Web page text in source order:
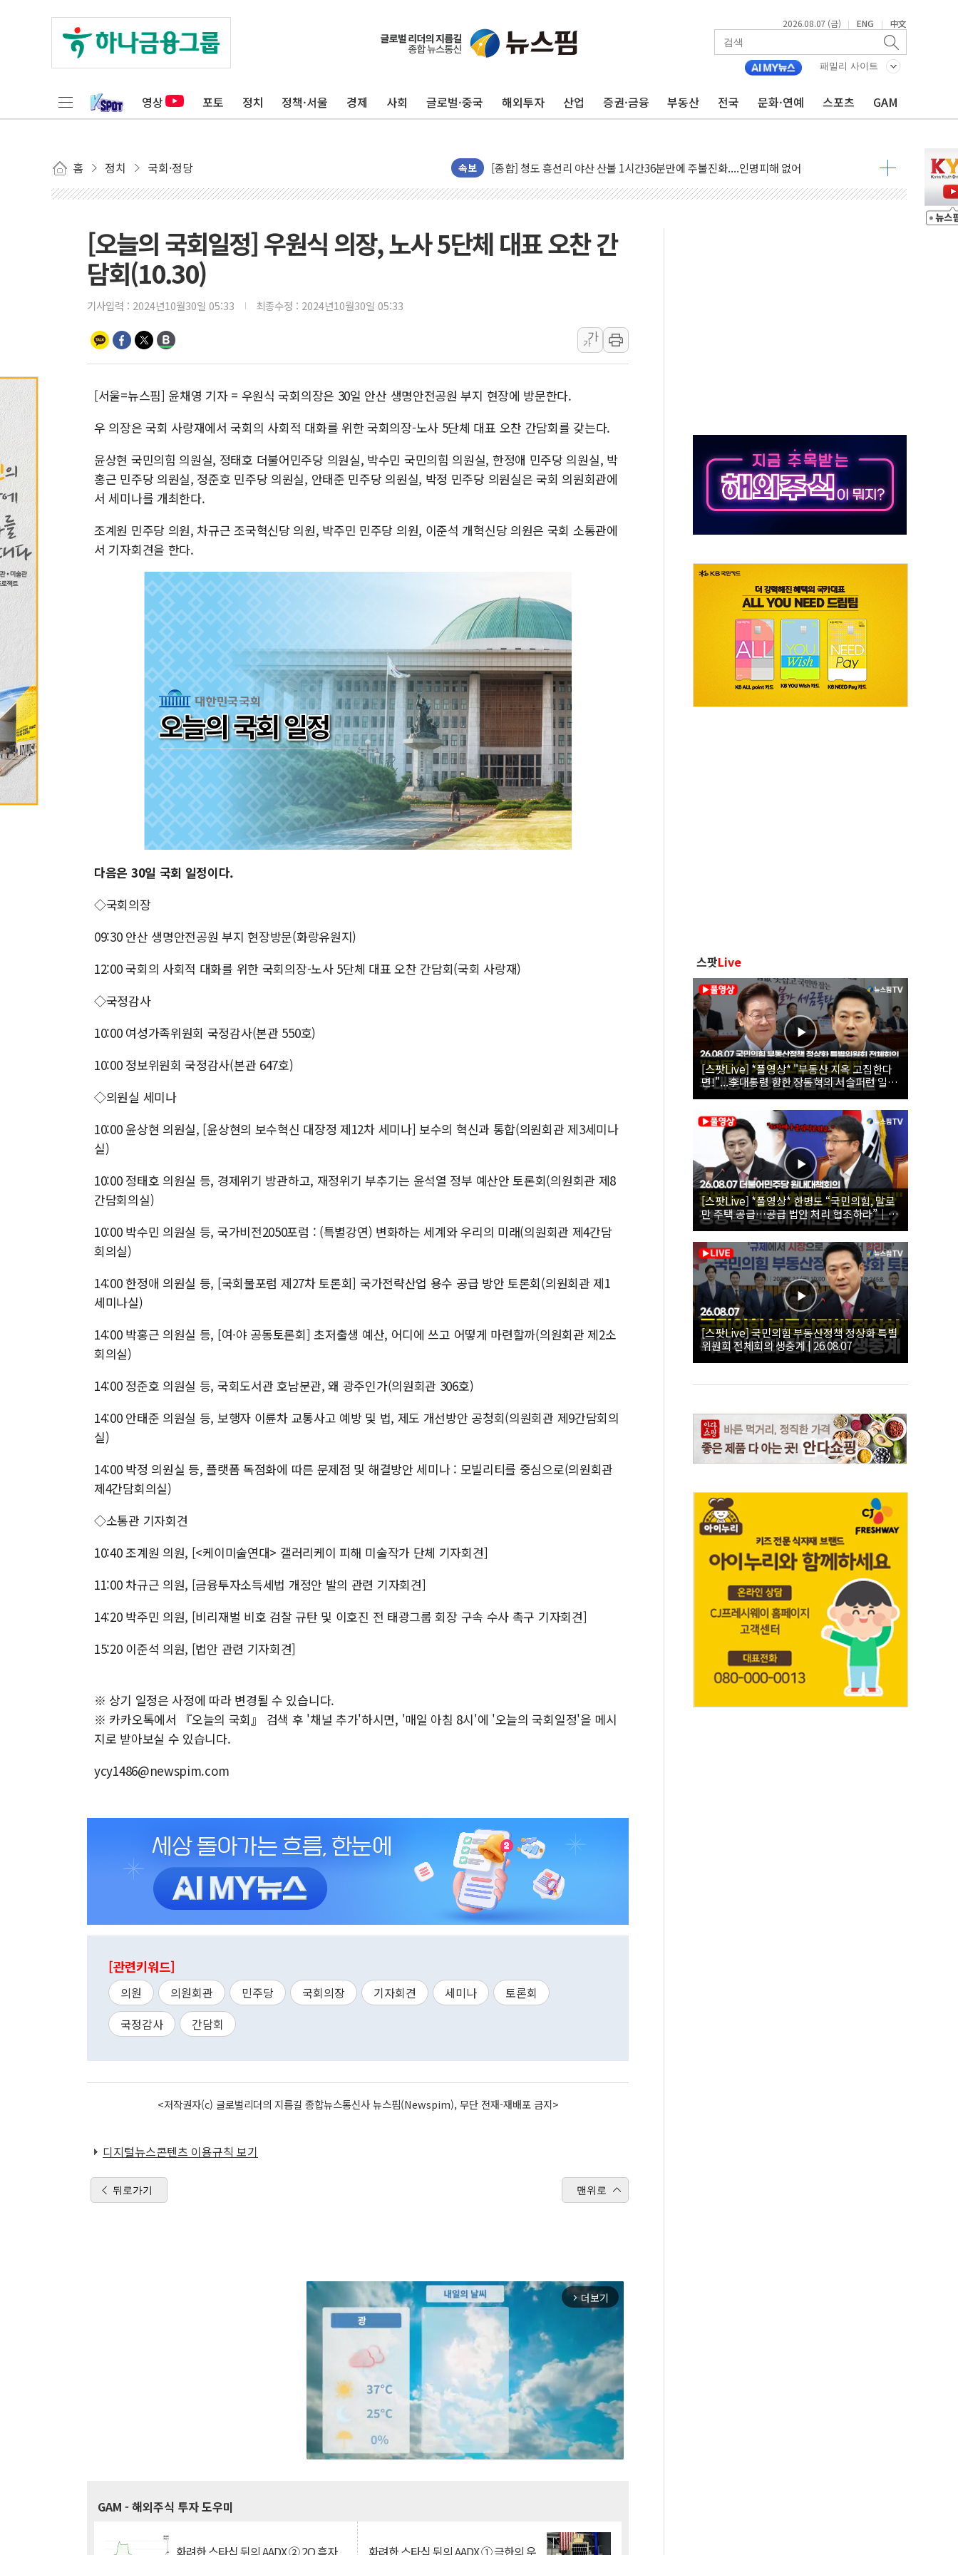
2026.08.07 (금) | ENG | 中文
패밀리 사이트
영상 포토 정치 정책·서울 경제 사회 글로벌·중국 해외투자 산업 증권·금융 부동산 전국 문화·연예 스포츠 GAM
홈 정치 국회·정당 속보
캠코, 5918억원 규모 압류재산 1506건 공매
[시승기] 공간·승차감 잡은 볼보 EX90…'올 터치'는 호불호
한미 법카 제보자 "신동국과 무관…자료는 전·현직 직원으로부터 확보"
라인게임즈, '콰이어트' 테스트 참가자 3만 명 돌파
네이버, AI 브리핑 도입 후 블로그 창작자 지원 규모 2배 확대
SKT, '8월 월간 럭키 페스타' 실시...휴대폰 결제 최대 6000원 할인
원주시, 첨단의료복합단지 지정 준비 본격화…'AI 데이터 기반 메디테크 혁신허브' 구상
삼척시, 무건리 이끼폭포 생태탐방로 출입 통제
청도 문수리 야산서 산불 진화 중...진화헬기 3대 투입
'해병 순직 책임' 임성근 전 사단장 항소심도 징역 3년
우리은행, 고창해상풍력에 4000억 금융 지원
NH농협은행, 모두투어 제휴 여행적금 완판
민병덕 "오늘 67개 점포 영업 재개...장바구니에 홈플러스 담아달라" 호소
[오늘의 국회일정] 우원식 의장, 노사 5단체 대표 오찬 간
담회(10.30)
기사입력 : 2024년10월30일 05:33 최종수정 : 2024년10월30일 05:33
가
가
[서울=뉴스핌] 윤채영 기자 = 우원식 국회의장은 30일 안산 생명안전공원 부지 현장에 방문한다.
우 의장은 국회 사랑재에서 국회의 사회적 대화를 위한 국회의장-노사 5단체 대표 오찬 간담회를 갖는다.
윤상현 국민의힘 의원실, 정태호 더불어민주당 의원실, 박수민 국민의힘 의원실, 한정애 민주당 의원실, 박
홍근 민주당 의원실, 정준호 민주당 의원실, 안태준 민주당 의원실, 박정 민주당 의원실은 국회 의원회관에
서 세미나를 개최한다.
조계원 민주당 의원, 차규근 조국혁신당 의원, 박주민 민주당 의원, 이준석 개혁신당 의원은 국회 소통관에
서 기자회견을 한다.
다음은 30일 국회 일정이다.
◇국회의장
09:30 안산 생명안전공원 부지 현장방문(화랑유원지)
12:00 국회의 사회적 대화를 위한 국회의장-노사 5단체 대표 오찬 간담회(국회 사랑재)
◇국정감사
10:00 여성가족위원회 국정감사(본관 550호)
10:00 정보위원회 국정감사(본관 647호)
◇의원실 세미나
10:00 윤상현 의원실, [윤상현의 보수혁신 대장정 제12차 세미나] 보수의 혁신과 통합(의원회관 제3세미나
실)
10:00 정태호 의원실 등, 경제위기 방관하고, 재정위기 부추기는 윤석열 정부 예산안 토론회(의원회관 제8
간담회의실)
10:00 박수민 의원실 등, 국가비전2050포럼 : (특별강연) 변화하는 세계와 우리의 미래(의원회관 제4간담
회의실)
14:00 한정애 의원실 등, [국회물포럼 제27차 토론회] 국가전략산업 용수 공급 방안 토론회(의원회관 제1
세미나실)
14:00 박홍근 의원실 등, [여·야 공동토론회] 초저출생 예산, 어디에 쓰고 어떻게 마련할까(의원회관 제2소
회의실)
14:00 정준호 의원실 등, 국회도서관 호남분관, 왜 광주인가(의원회관 306호)
14:00 안태준 의원실 등, 보행자 이륜차 교통사고 예방 및 법, 제도 개선방안 공청회(의원회관 제9간담회의
실)
14:00 박정 의원실 등, 플랫폼 독점화에 따른 문제점 및 해결방안 세미나 : 모빌리티를 중심으로(의원회관
제4간담회의실)
◇소통관 기자회견
10:40 조계원 의원, [<케이미술연대> 갤러리케이 피해 미술작가 단체 기자회견]
11:00 차규근 의원, [금융투자소득세법 개정안 발의 관련 기자회견]
14:20 박주민 의원, [비리재벌 비호 검찰 규탄 및 이호진 전 태광그룹 회장 구속 수사 촉구 기자회견]
15:20 이준석 의원, [법안 관련 기자회견]
※ 상기 일정은 사정에 따라 변경될 수 있습니다.
※ 카카오톡에서 『오늘의 국회』 검색 후 '채널 추가'하시면, '매일 아침 8시'에 '오늘의 국회일정'을 메시
지로 받아보실 수 있습니다.
ycy1486@newspim.com
[관련키워드]
의원 의원회관 민주당 국회의장 기자회견 세미나
토론회
국정감사
간담회
<저작권자(c) 글로벌리더의 지름길 종합뉴스통신사 뉴스핌(Newspim), 무단 전재-재배포 금지>
디지털뉴스콘텐츠 이용규칙 보기
뒤로가기 맨위로
arrow_forward_ios 더보기
GAM - 해외주식 투자 도우미
스팟Live
[스팟Live] *풀영상* "부동산 지옥 고집한다
면!"...李대통령 향한 장동혁의 서슬퍼런 일갈
| 26.08.07 국민의힘 부동산정책 정상화 특별
위원회 전체회의
[스팟Live] *풀영상* 한병도 “국민의힘, 말로
만 주택 공급…공급 법안 처리 협조하라”｜
26.08.07 더불어민주당 원내대책회의
[스팟Live] 국민의힘 부동산정책 정상화 특별
위원회 전체회의 생중계 | 26.08.07